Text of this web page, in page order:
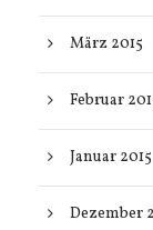
März 2015
Februar
Januar 2015
Dezember